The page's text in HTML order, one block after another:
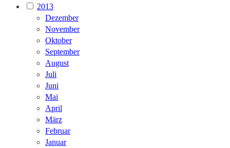
2013
Dezember
November
Oktober
September
August
Juli
Juni
Mai
April
März
Februar
Januar